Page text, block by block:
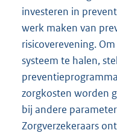
investeren in
werk maken van
risicoverevening.
systeem te halen,
zorgkosten worden
bij andere
Zorgverzekeraars